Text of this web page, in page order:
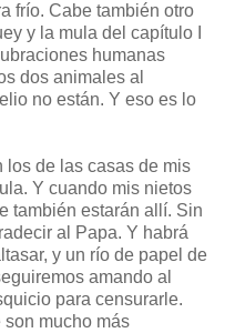
frío. Cabe también otro
y la mula del capítulo I
humanas
dos animales al
no están. Y eso es lo
los de las casas de mis
Y cuando mis nietos
también estarán allí. Sin
al Papa. Y habrá
y un río de papel de
amando al
para censurarle.
mucho más